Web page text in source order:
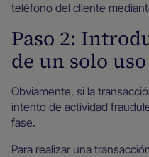
teléfono del cliente
Paso 2:
de un solo uso
Obviamente, si la
intento de actividad
fase.
Para realizar una